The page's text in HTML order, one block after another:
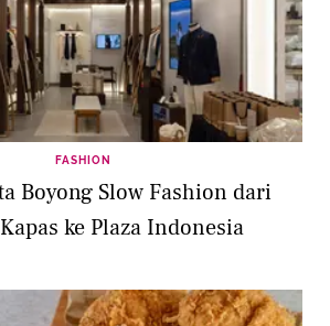
FASHION
Boyong Slow Fashion dari
ke Plaza Indonesia